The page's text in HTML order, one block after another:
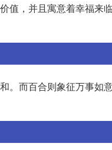
值，并且寓意着幸福来
。而百合则象征万事如